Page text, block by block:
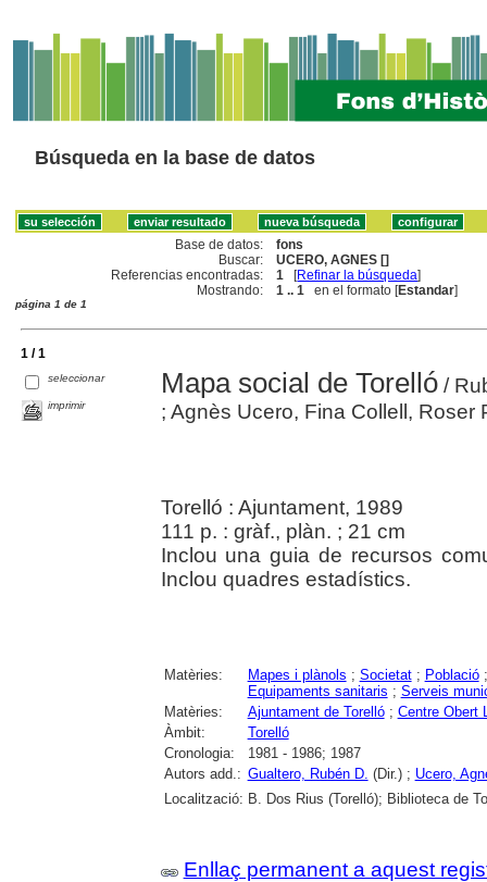
Búsqueda en la base de datos
Base de datos:
fons
Buscar:
UCERO, AGNES []
Referencias encontradas:
1 [Refinar la búsqueda]
Mostrando:
1 .. 1 en el formato [Estandar]
página 1 de 1
1 / 1
seleccionar
imprimir
Mapa social de Torelló/
; Agnès Ucero, Fina Collell, Roser
Torelló : Ajuntament, 1989
111 p. : gràf., plàn. ; 21 cm
Inclou una guia de recursos
Inclou quadres estadístics.
Matèries: Mapes i plànols ; Societat; Població
Equipaments sanitaris ; Serveis
Matèries:
Ajuntament de Torelló; Centre Obert
Àmbit:
Torelló
Cronologia:
1981 - 1986; 1987
Autors add.: Gualtero, Rubén D. (Dir.) ; Ucero,
Localització: B. Dos Rius (Torelló); Biblioteca de
Enllaç permanent a aquest